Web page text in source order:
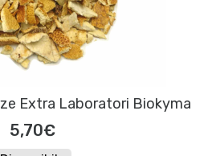
Extra Laboratori Biokyma
5,70€